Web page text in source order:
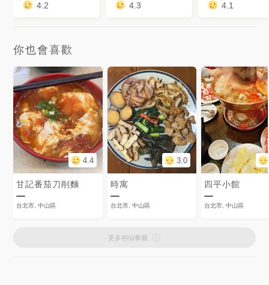
4.2 4.3 4.1
你也會喜歡
4.4
甘記番茄刀削麵
台北市, 中山區
3.0
時寓
台北市, 中山區
四平小館
台北市, 中山區
更多相似餐廳